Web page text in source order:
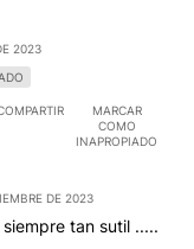
2023
MARCAR
COMO
INAPROPIADO
DE 2023
tan sutil .....